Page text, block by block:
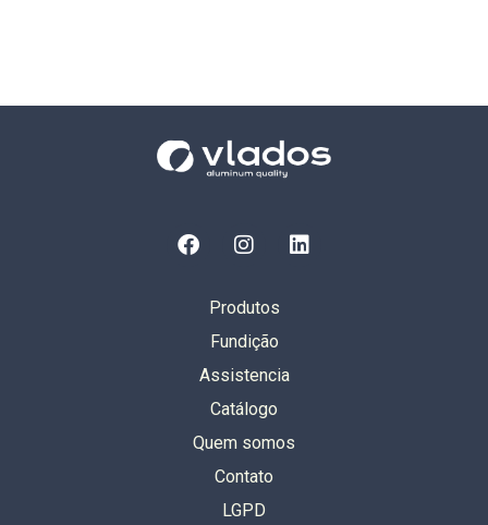
Produtos
Fundição
Assistencia
Catálogo
Quem somos
Contato
LGPD